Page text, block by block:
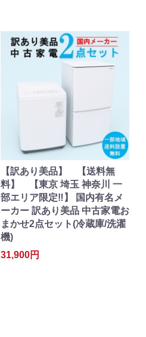
【訳あり美品】 【送料無
料】 【東京 埼玉 神奈川 一
部エリア限定‼】 国内有名メ
ーカー 訳あり美品 中古家電お
まかせ2点セット(冷蔵庫/洗濯
機)
31,900円